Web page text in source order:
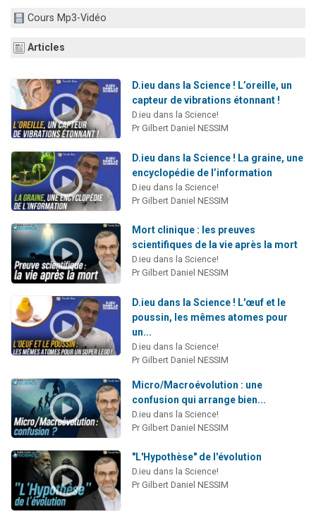
Eva vient de donner son Maasser
3 personnes viennent de faire un don pour Événements Torah-Box
Cours Mp3-Vidéo
Articles
D.ieu dans la Science ! L’oreille, un
capteur de vibrations étonnant !
D.ieu dans la Science!
Pr Gilbert Daniel NESSIM
D.ieu dans la Science ! La graine, une
encyclopédie de l’information
D.ieu dans la Science!
Pr Gilbert Daniel NESSIM
Mort clinique : les preuves
scientifiques de la vie après la mort
D.ieu dans la Science!
Pr Gilbert Daniel NESSIM
D.ieu dans la Science ! L'œuf et le
poussin, les mêmes atomes pour
un...
D.ieu dans la Science!
Pr Gilbert Daniel NESSIM
Micro/Macroévolution : une
confusion qui arrange bien...
D.ieu dans la Science!
Pr Gilbert Daniel NESSIM
"L'Hypothèse" de l'évolution
D.ieu dans la Science!
Pr Gilbert Daniel NESSIM